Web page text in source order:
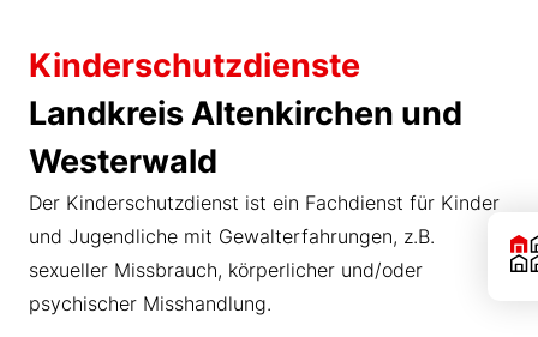
Kinderschutzdienste
Landkreis Altenkirchen und
Westerwald
Der Kinderschutzdienst ist ein Fachdienst für Kinder
und Jugendliche mit Gewalterfahrungen, z.B.
sexueller Missbrauch, körperlicher und/oder
psychischer Misshandlung.